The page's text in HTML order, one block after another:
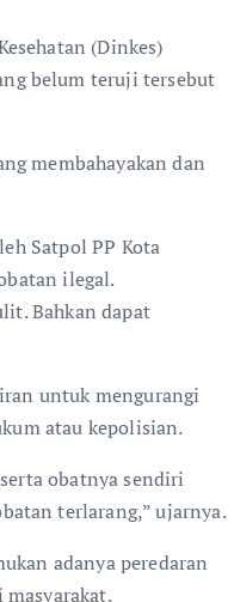
(Dinkes)
belum teruji tersebut
membahayakan dan
Satpol PP Kota
ilegal.
Bahkan dapat
untuk mengurangi
atau kepolisian.
obatnya sendiri
terlarang,” ujarnya.
adanya peredaran